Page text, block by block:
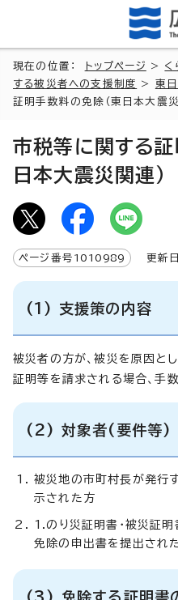
現在の位置： トップページ > く
する被災者への支援制度
> 東
証明手数料の免除（東日本大震災
市税等に関する証
日本大震災関連）
ページ番号 1010989 更新
(1) 支援策の内容
被災者の方が、被災を原因と
証明等を請求される場合、手数
(2) 対象者(要件等)
被災地の市町村長が発行
示された方
1.のり災証明書・被災証
免除の申出書を提出され
(3) 免除する証明書